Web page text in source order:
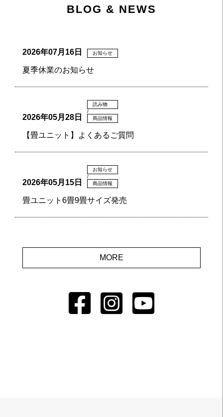
BLOG & NEWS
2026年07月16日 お知らせ
夏季休業のお知らせ
2026年05月28日
読み物
/
商品情報
【畳ユニット】よくあるご質問
2026年05月15日
お知らせ
/
商品情報
畳ユニット6畳9畳サイズ発売
MORE